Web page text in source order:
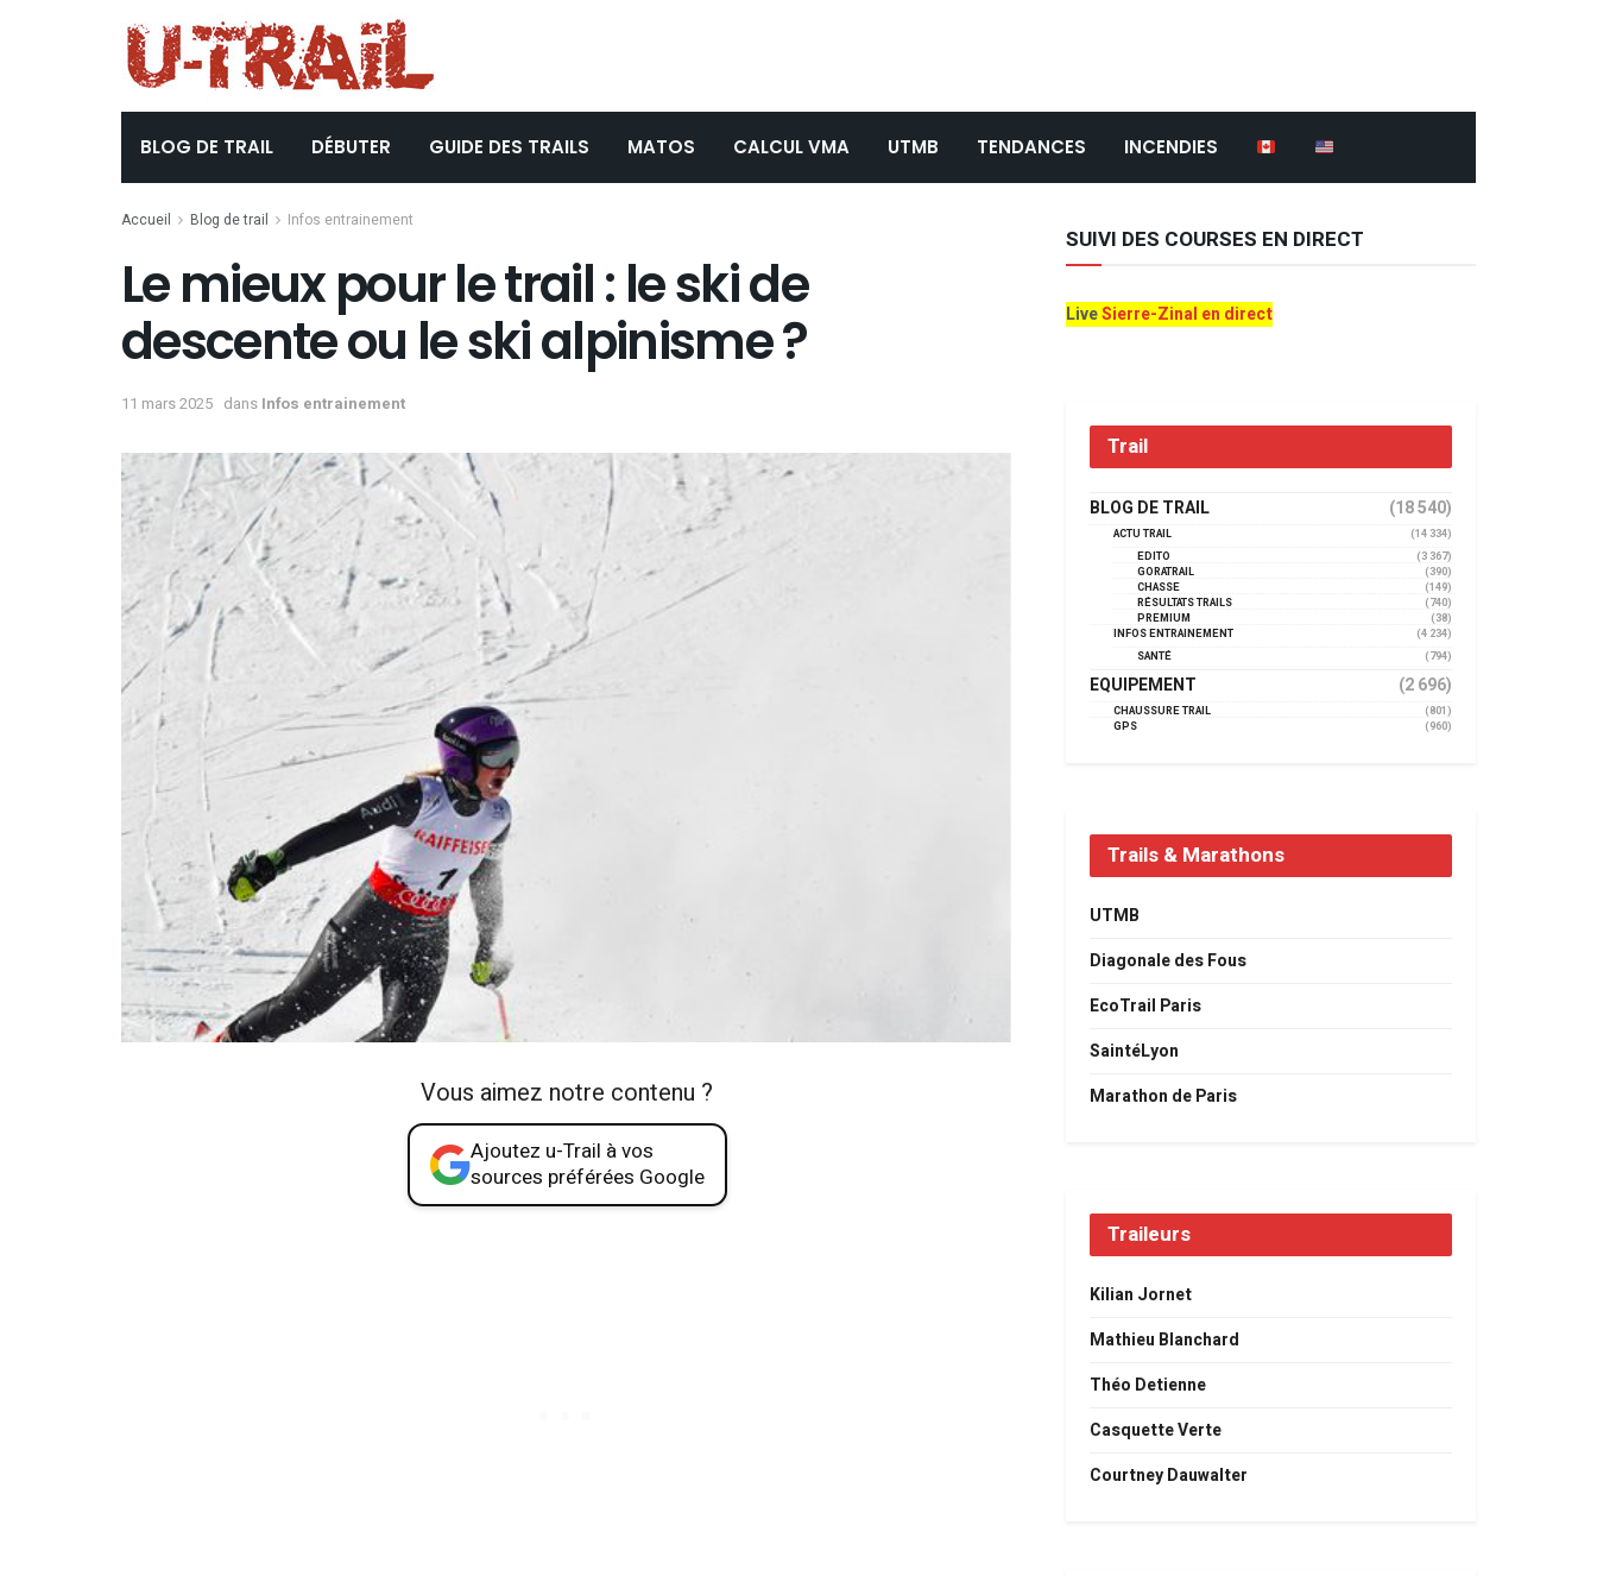
BLOG DE TRAIL DÉBUTER GUIDE DES TRAILS MATOS CALCUL VMA UTMB TENDANCES INCENDIES
Accueil Blog de trail Infos entrainement
Le mieux pour le trail : le ski de
descente ou le ski alpinisme ?
11 mars 2025 dans Infos entrainement
Vous aimez notre contenu ?
Ajoutez u-Trail à vos
sources préférées Google
SUIVI DES COURSES EN DIRECT
LiveSierre-Zinal en direct
Trail
BLOG DE TRAIL (18 540)
ACTU TRAIL
(14 334)
EDITO
(3 367)
GORATRAIL
(390)
CHASSE
(149)
RÉSULTATS TRAILS
(740)
PREMIUM
(38)
INFOS ENTRAINEMENT
(4 234)
SANTÉ
(794)
EQUIPEMENT (2 696)
CHAUSSURE TRAIL
(801)
GPS
(960)
Trails & Marathons
UTMB
Diagonale des Fous
EcoTrail Paris
SaintéLyon
Marathon de Paris
Traileurs
Kilian Jornet
Mathieu Blanchard
Théo Detienne
Casquette Verte
Courtney Dauwalter